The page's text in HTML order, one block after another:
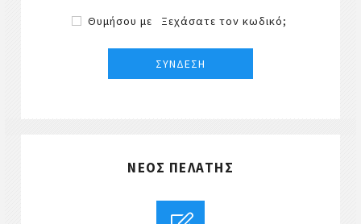
Θυμήσου με Ξεχάσατε τον κωδικό;
ΝΈΟΣ ΠΕΛΆΤΗΣ